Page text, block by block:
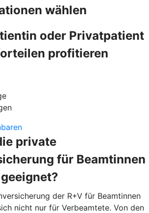
wählen
oder Privatpatient
profitieren
private
für Beamtinnen
der R+V für Beamtinnen
nicht nur für Verbeamtete. Von den